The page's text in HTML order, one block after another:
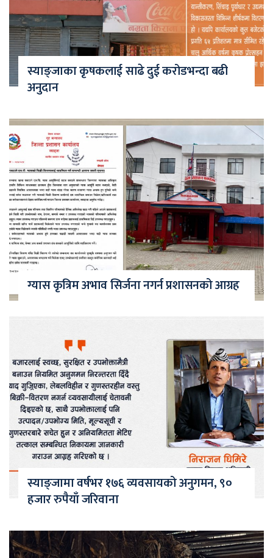
स्याङ्जाका कृषकलाई साढे दुई करोडभन्दा बढी
अनुदान
ग्यास कृत्रिम अभाव सिर्जना नगर्न प्रशासनको आग्रह
स्याङ्जामा वर्षभर १७६ व्यवसायको अनुगमन, ९०
हजार रुपैयाँ जरिवाना